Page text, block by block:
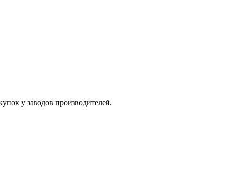
у заводов производителей.